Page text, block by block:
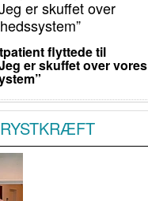
flyttede til
er skuffet over vores